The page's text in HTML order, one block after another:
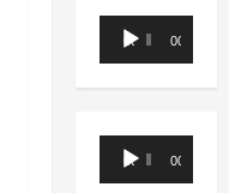
Lecteur
audio
00:00 00:00
Lecteur
audio
00:00 00:00